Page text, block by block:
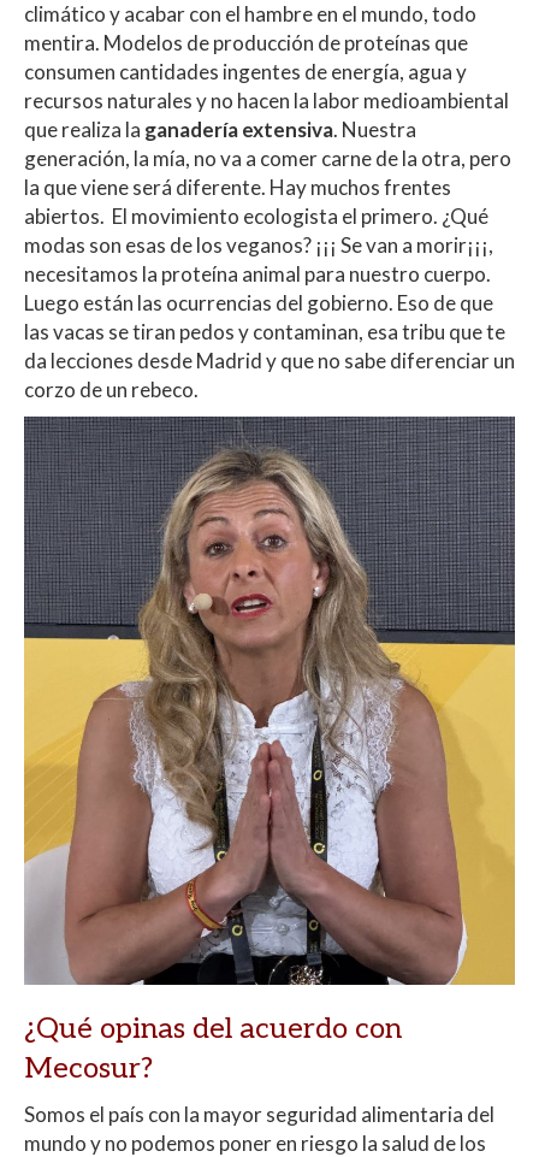
climático y acabar con el hambre en el mundo, todo
mentira. Modelos de producción de proteínas que
consumen cantidades ingentes de energía, agua y
recursos naturales y no hacen la labor medioambiental
que realiza la ganadería extensiva. Nuestra
generación, la mía, no va a comer carne de la otra, pero
la que viene será diferente. Hay muchos frentes
abiertos. El movimiento ecologista el primero. ¿Qué
modas son esas de los veganos? ¡¡¡ Se van a morir¡¡¡,
necesitamos la proteína animal para nuestro cuerpo.
Luego están las ocurrencias del gobierno. Eso de que
las vacas se tiran pedos y contaminan, esa tribu que te
da lecciones desde Madrid y que no sabe diferenciar un
corzo de un rebeco.
¿Qué opinas del acuerdo con
Mecosur?
Somos el país con la mayor seguridad alimentaria del
mundo y no podemos poner en riesgo la salud de los